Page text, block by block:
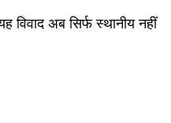
विवाद अब सिर्फ स्थानीय नहीं